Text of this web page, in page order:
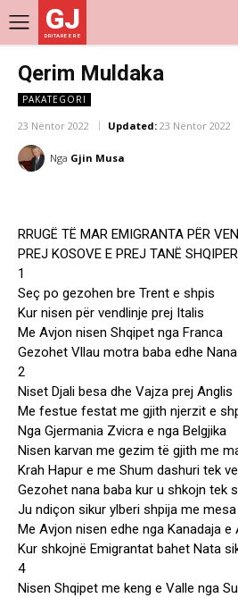
GJ
DRITARE E RE
Qerim Muldaka
PAKATEGORI
23 Nëntor 2022 Updated: 23 Nëntor 2022
Nga Gjin Musa
RRUGË TË MAR EMIGRANTA PËR
PREJ KOSOVE E PREJ TANË
1
Seç po gezohen bre Trent e shpis
Kur nisen për vendlinje prej Italis
Me Avjon nisen Shqipet nga Franca
Gezohet Vllau motra baba edhe Nana
2
Niset Djali besa dhe Vajza prej Anglis
Me festue festat me gjith njerzit e
Nga Gjermania Zvicra e nga Belgjika
Nisen karvan me gezim të gjith me
Krah Hapur e me Shum dashuri tek
Gezohet nana baba kur u shkojn tek
Ju ndiçon sikur ylberi shpija me
Me Avjon nisen edhe nga Kanadaja e
Kur shkojnë Emigrantat bahet Nata
4
Nisen Shqipet me keng e Valle nga